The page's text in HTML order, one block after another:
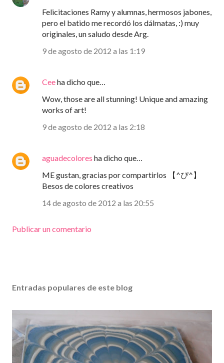
Felicitaciones Ramy y alumnas, hermosos jabones,
pero el batido me recordó los dálmatas, :) muy
originales, un saludo desde Arg.
9 de agosto de 2012 a las 1:19
Ceeha dicho que…
Wow, those are all stunning! Unique and amazing
works of art!
9 de agosto de 2012 a las 2:18
aguadecolores ha dicho que…
ME gustan, gracias por compartirlos 【^ぴ^】
Besos de colores creativos
14 de agosto de 2012 a las 20:55
Publicar un comentario
Entradas populares de este blog